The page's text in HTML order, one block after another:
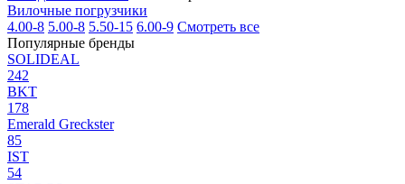
Вилочные погрузчики
4.00-8 5.00-8 5.50-15 6.00-9 Смотреть все
Популярные бренды
SOLIDEAL
242
BKT
178
Emerald Greckster
85
IST
54